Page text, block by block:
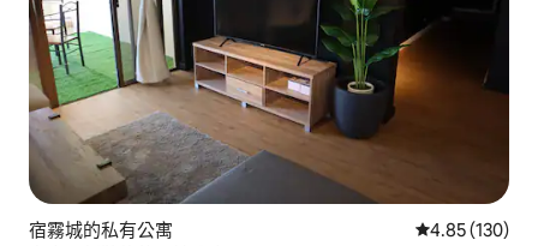
宿霧城的私有公寓 從 130 則評價
4.85 (130)